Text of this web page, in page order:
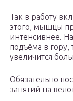
Так в работу
этого, мышцы
интенсивнее.
подъёма в
увеличится
Обязательно
занятий на